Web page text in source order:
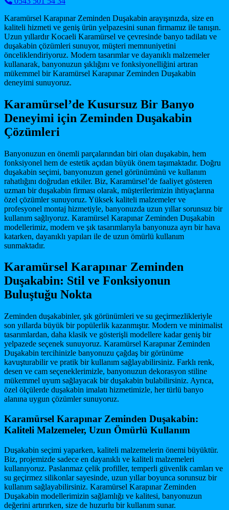
Karamürsel Karapınar Zeminden Duşakabin arayışınızda, size en
kaliteli hizmeti ve geniş ürün yelpazesini sunan firmamız ile tanışın.
Uzun yıllardır Kocaeli Karamürsel ve çevresinde banyo tadilatı ve
duşakabin çözümleri sunuyor, müşteri memnuniyetini
önceliklendiriyoruz. Modern tasarımlar ve dayanıklı malzemeler
kullanarak, banyonuzun şıklığını ve fonksiyonelliğini artıran
mükemmel bir Karamürsel Karapınar Zeminden Duşakabin
deneyimi sunuyoruz.
Karamürsel’de Kusursuz Bir Banyo
Deneyimi için Zeminden Duşakabin
Çözümleri
Banyonuzun en önemli parçalarından biri olan duşakabin, hem
fonksiyonel hem de estetik açıdan büyük önem taşımaktadır. Doğru
duşakabin seçimi, banyonuzun genel görünümünü ve kullanım
rahatlığını doğrudan etkiler. Biz, Karamürsel’de faaliyet gösteren
uzman bir duşakabin firması olarak, müşterilerimizin ihtiyaçlarına
özel çözümler sunuyoruz. Yüksek kaliteli malzemeler ve
profesyonel montaj hizmetiyle, banyonuzda uzun yıllar sorunsuz bir
kullanım sağlıyoruz. Karamürsel Karapınar Zeminden Duşakabin
modellerimiz, modern ve şık tasarımlarıyla banyonuza ayrı bir hava
katarken, dayanıklı yapıları ile de uzun ömürlü kullanım
sunmaktadır.
Karamürsel Karapınar Zeminden
Duşakabin: Stil ve Fonksiyonun
Buluştuğu Nokta
Zeminden duşakabinler, şık görünümleri ve su geçirmezlikleriyle
son yıllarda büyük bir popülerlik kazanmıştır. Modern ve minimalist
tasarımlardan, daha klasik ve gösterişli modellere kadar geniş bir
yelpazede seçenek sunuyoruz. Karamürsel Karapınar Zeminden
Duşakabin tercihinizle banyonuzu çağdaş bir görünüme
kavuşturabilir ve pratik bir kullanım sağlayabilirsiniz. Farklı renk,
desen ve cam seçeneklerimizle, banyonuzun dekorasyon stiline
mükemmel uyum sağlayacak bir duşakabin bulabilirsiniz. Ayrıca,
özel ölçülerde duşakabin imalatı hizmetimizle, her türlü banyo
alanına uygun çözümler sunuyoruz.
Karamürsel Karapınar Zeminden Duşakabin:
Kaliteli Malzemeler, Uzun Ömürlü Kullanım
Duşakabin seçimi yaparken, kaliteli malzemelerin önemi büyüktür.
Biz, projemizde sadece en dayanıklı ve kaliteli malzemeleri
kullanıyoruz. Paslanmaz çelik profiller, temperli güvenlik camları ve
su geçirmez silikonlar sayesinde, uzun yıllar boyunca sorunsuz bir
kullanım sağlayabilirsiniz. Karamürsel Karapınar Zeminden
Duşakabin modellerimizin sağlamlığı ve kalitesi, banyonuzun
değerini artırırken, size de huzurlu bir kullanım sunar.